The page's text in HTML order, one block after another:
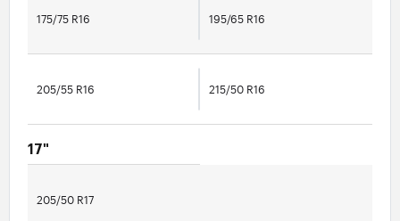
175/75 R16 195/65 R16
205/55 R16 215/50 R16
17"
205/50 R17